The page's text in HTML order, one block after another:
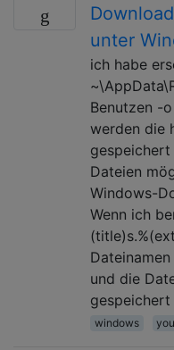
unter
ich habe
Benutzen -
werden die
Dateien
Windows-
Wenn ich
und die
gespeichert
windows